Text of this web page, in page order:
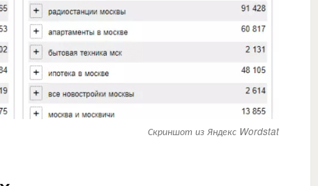
Скриншот из Яндекс Wordstat